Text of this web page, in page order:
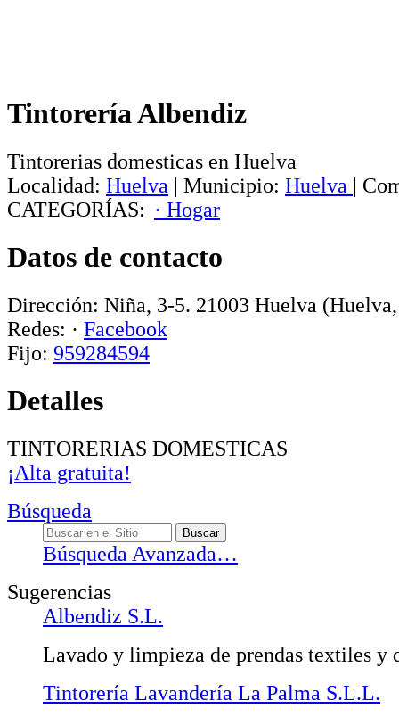
Tintorería Albendiz
Tintorerias domesticas en Huelva
Localidad: Huelva | Municipio: Huelva |
CATEGORÍAS: · Hogar
Datos de contacto
Dirección: Niña, 3-5. 21003 Huelva
Redes: · Facebook
Fijo: 959284594
Detalles
TINTORERIAS DOMESTICAS
¡Alta gratuita!
Búsqueda
Búsqueda Avanzada…
Sugerencias
Albendiz S.L.
Lavado y limpieza de prendas textiles y
Tintorería Lavandería La Palma S.L.L.